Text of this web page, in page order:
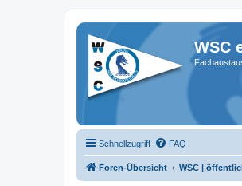
WSC
Schnellzugriff FAQ
Foren-Übersicht WSC |